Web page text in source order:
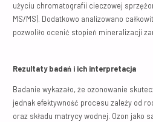
użyciu chromatografii cieczowej
MS/MS). Dodatkowo analizowano
pozwoliło ocenić stopień mineralizacji
Rezultaty badań i ich interpretacja
Badanie wykazało, że ozonowanie
jednak efektywność procesu zależy od
oraz składu matrycy wodnej. Ozon jako